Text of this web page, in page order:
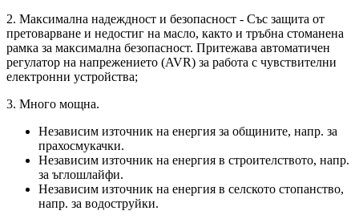
2. Максимална надеждност и безопасност - Със защита от
претоварване и недостиг на масло, както и тръбна стоманена
рамка за максимална безопасност. Притежава автоматичен
регулатор на напрежението (AVR) за работа с чувствителни
електронни устройства;
3. Много мощна.
Независим източник на енергия за общините, напр. за
прахосмукачки.
Независим източник на енергия в строителството, напр.
за ъглошлайфи.
Независим източник на енергия в селското стопанство,
напр. за водоструйки.